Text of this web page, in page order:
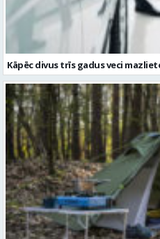
Kā izvēlēties izturīgu telti?
salīdzinājums